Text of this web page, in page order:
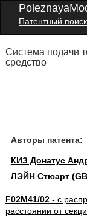
Патентный поиск
Система подачи
средство
Авторы патента:
КИЗ Донатус
ЛЭЙН Стюарт
F02M41/02- с
расстоянии от